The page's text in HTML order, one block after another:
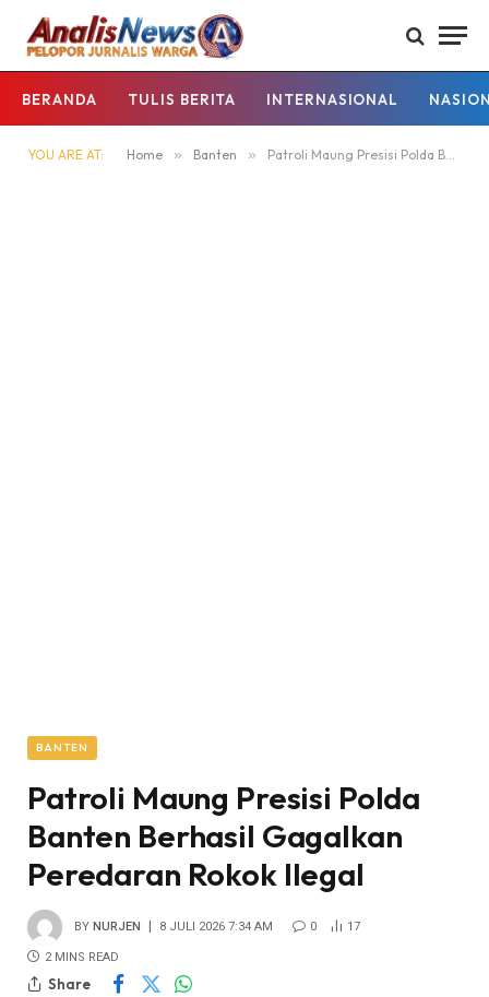
BERANDA TULIS BERITA INTERNASIONAL
YOU ARE AT: Home » Banten » Patroli Maung Presisi Polda Banten Berhasil Gagalkan Peredaran Rokok Ilegal
BANTEN
Patroli Maung Presisi Polda
Banten Berhasil Gagalkan
Peredaran Rokok Ilegal
BY NURJEN 8 JULI 2026 7:34 AM 0 17
2 MINS READ
Share